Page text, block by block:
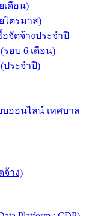
เดือน)
ไตรมาส)
จัดจ้างประจำปี
อบ 6 เดือน)
ประจำปี)
บออนไลน์ เทศบาล
จ้าง)